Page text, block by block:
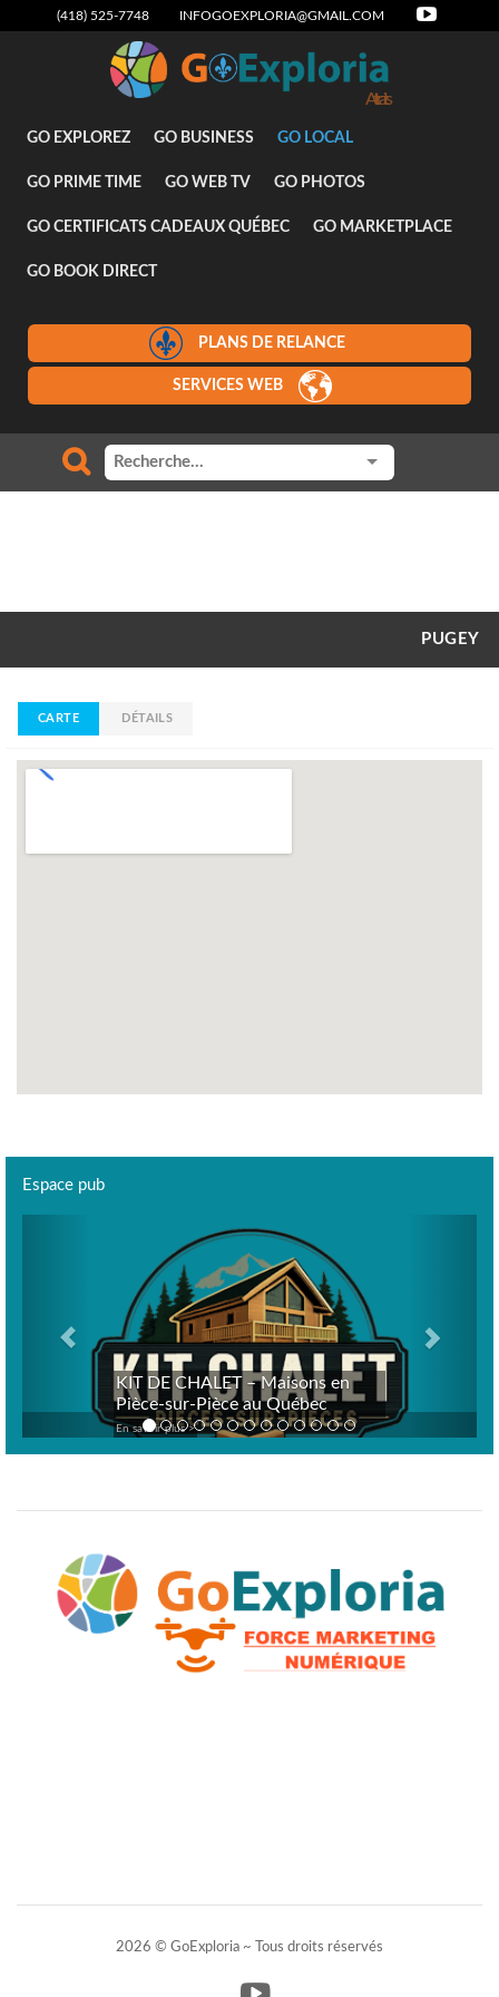
(418) 525-7748 INFOGOEXPLORIA@GMAIL.COM
Attraits
GO EXPLOREZ GO BUSINESS GO LOCAL
GO PRIME TIME GO WEB TV GO PHOTOS
GO CERTIFICATS CADEAUX QUÉBEC GO MARKETPLACE
GO BOOK DIRECT
PLANS DE RELANCE
SERVICES WEB
PUGEY
CARTE DÉTAILS
Espace pub
KIT DE CHALET – Maisons en
Pièce-sur-Pièce au Québec
En savoir plus >
2026 © GoExploria ~ Tous droits réservés